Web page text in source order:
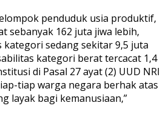
penduduk usia produktif,
sebanyak 162 juta jiwa lebih,
sedang sekitar 9,5 juta
kategori berat tercacat 1,4
di Pasal 27 ayat (2) UUD NRI
tiap warga negara berhak atas
layak bagi kemanusiaan,”